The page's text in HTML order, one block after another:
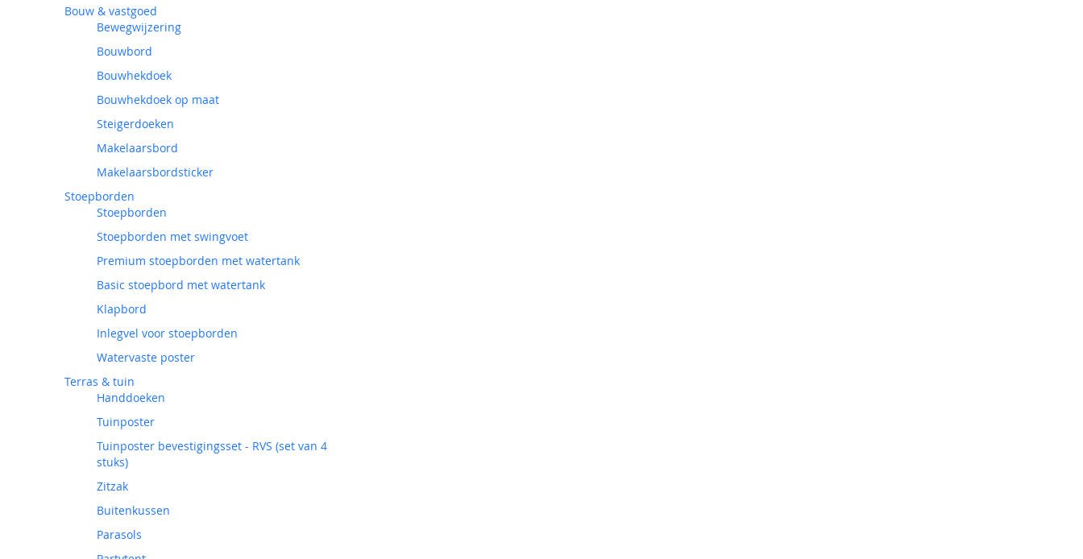
Bouw & vastgoed
Bewegwijzering
Bouwbord
Bouwhekdoek
Bouwhekdoek op maat
Steigerdoeken
Makelaarsbord
Makelaarsbordsticker
Stoepborden
Stoepborden
Stoepborden met swingvoet
Premium stoepborden met watertank
Basic stoepbord met watertank
Klapbord
Inlegvel voor stoepborden
Watervaste poster
Terras & tuin
Handdoeken
Tuinposter
Tuinposter bevestigingsset - RVS (set van 4
stuks)
Zitzak
Buitenkussen
Parasols